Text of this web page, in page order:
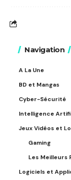
Navigation
A La Une
BD et Mangas
Cyber-Sécurité
Intelligence
Jeux Vidéos et
Gaming
Les Meilleurs
Logiciels et